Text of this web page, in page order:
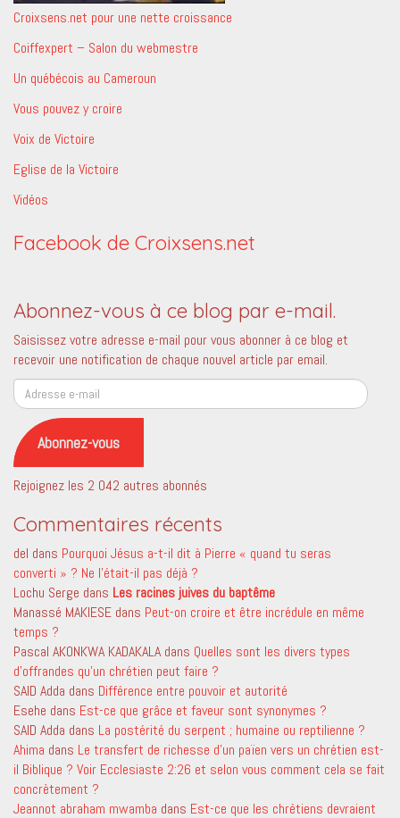
Croixsens.net pour une nette croissance
Coiffexpert – Salon du webmestre
Un québécois au Cameroun
Vous pouvez y croire
Voix de Victoire
Eglise de la Victoire
Vidéos
Facebook de Croixsens.net
Abonnez-vous à ce blog par e-mail.
Saisissez votre adresse e-mail pour vous abonner à ce blog et
recevoir une notification de chaque nouvel article par email.
Adresse
e-
mail
Abonnez-vous
Rejoignez les 2 042 autres abonnés
Commentaires récents
del dans Pourquoi Jésus a-t-il dit à Pierre « quand tu seras
converti » ? Ne l’était-il pas déjà ?
Lochu Serge dans Les racines juives du baptême
Manassé MAKIESE dans Peut-on croire et être incrédule en même
temps ?
Pascal AKONKWA KADAKALA dans Quelles sont les divers types
d’offrandes qu’un chrétien peut faire ?
SAID Adda dans Différence entre pouvoir et autorité
Esehe dans Est-ce que grâce et faveur sont synonymes ?
SAID Adda dans La postérité du serpent ; humaine ou reptilienne ?
Ahima dans Le transfert de richesse d’un païen vers un chrétien est-
il Biblique ? Voir Ecclesiaste 2:26 et selon vous comment cela se fait
concrètement ?
Jeannot abraham mwamba dans Est-ce que les chrétiens devraient